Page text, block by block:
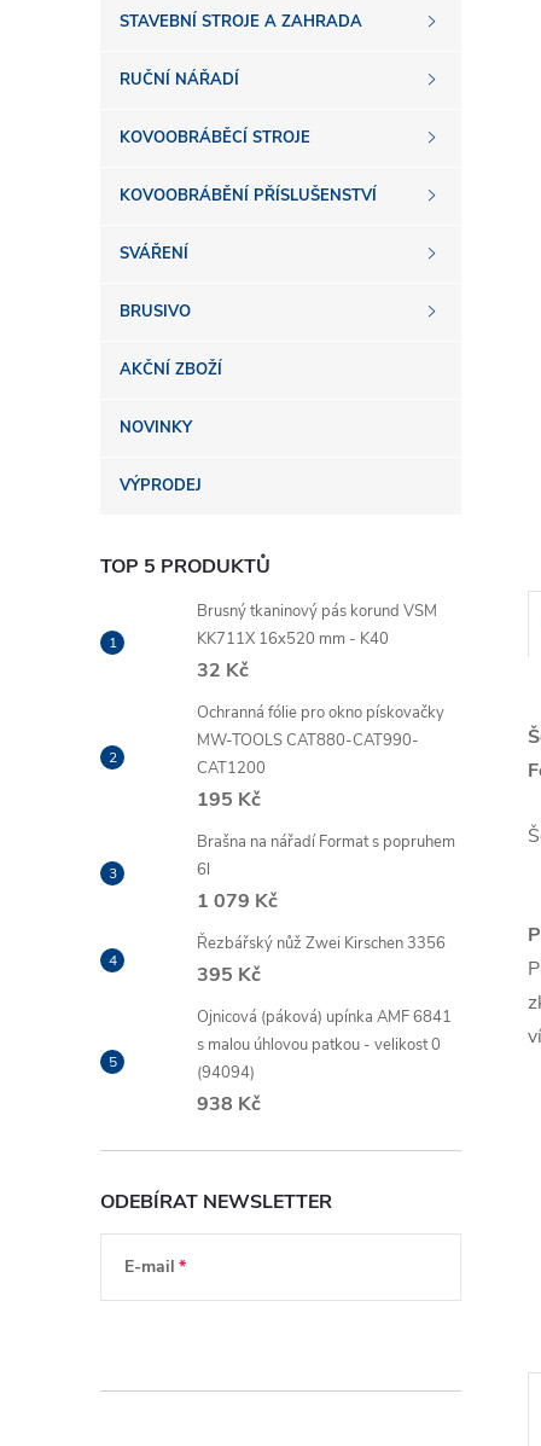
a
n
n
p
a
n
STAVEBNÍ STROJE A ZAHRADA
RUČNÍ NÁŘADÍ
KOVOOBRÁBĚCÍ STROJE
KOVOOBRÁBĚNÍ PŘÍSLUŠENSTVÍ
SVÁŘENÍ
BRUSIVO
AKČNÍ ZBOŽÍ
NOVINKY
VÝPRODEJ
TOP 5 PRODUKTŮ
Brusný tkaninový pás korund VSM
KK711X 16x520 mm - K40
32 Kč
Ochranná fólie pro okno pískovačky
MW-TOOLS CAT880-CAT990-
CAT1200
195 Kč
Brašna na nářadí Format s popruhem
6l
1 079 Kč
Řezbářský nůž Zwei Kirschen 3356
395 Kč
Ojnicová (páková) upínka AMF 6841
s malou úhlovou patkou - velikost 0
(94094)
938 Kč
ODEBÍRAT NEWSLETTER
E-mail